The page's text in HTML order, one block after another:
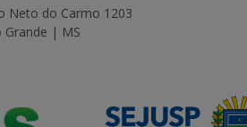
Neto do Carmo 1203
Grande | MS